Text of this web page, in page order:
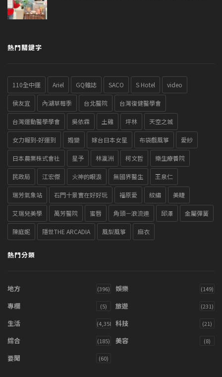
熱門關鍵字
110全中運 Ariel GQ雜誌 SACO S Hotel video
侯友宜 內湖草莓季 台北醫院 台灣復健醫學會
台灣運動醫學學會 吳依霖 土雞 坪林 天空之城
女力報到-好運到 婚變 嫁台日本女星 布袋戲風箏 愛紗
日本農業株式會社 星予 林瀛洲 柯文哲 樂生療養院
民政局 江宏傑 火神的眼淚 無國界醫生 王泉仁
瑞芳氣象站 石門十景實在好好玩 福原愛 紋繡 美睫
艾瑞兒美學 萬芳醫院 蜜唇 角頭－浪流連 邱澤 金屬彈簧
陳庭妮 隱世THE ARCADIA 風梨風箏 麻衣
熱門分類
地方 (396) 娛樂 (149)
專欄 (5) 旅遊 (231)
生活 (4,358) 科技 (21)
綜合 (185) 美容 (8)
要聞 (60)